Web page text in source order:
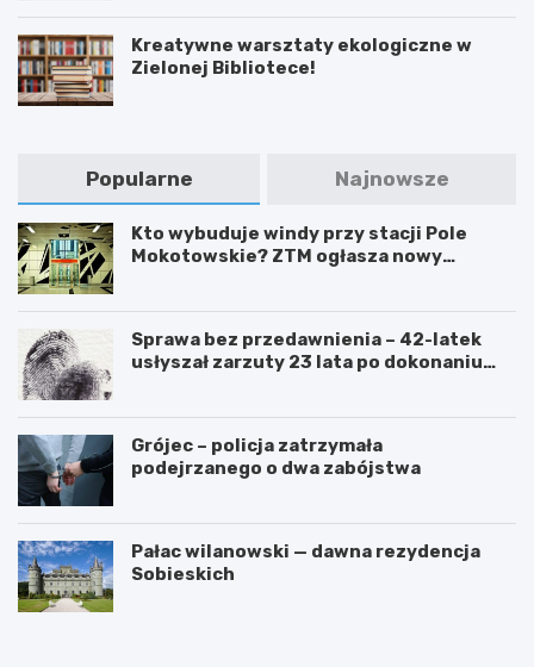
Kreatywne warsztaty ekologiczne w
Zielonej Bibliotece!
Popularne Najnowsze
Kto wybuduje windy przy stacji Pole
Mokotowskie? ZTM ogłasza nowy
Sprawa bez przedawnienia – 42-latek
usłyszał zarzuty 23 lata po dokonaniu
Grójec – policja zatrzymała
podejrzanego o dwa zabójstwa
Pałac wilanowski — dawna rezydencja
Sobieskich